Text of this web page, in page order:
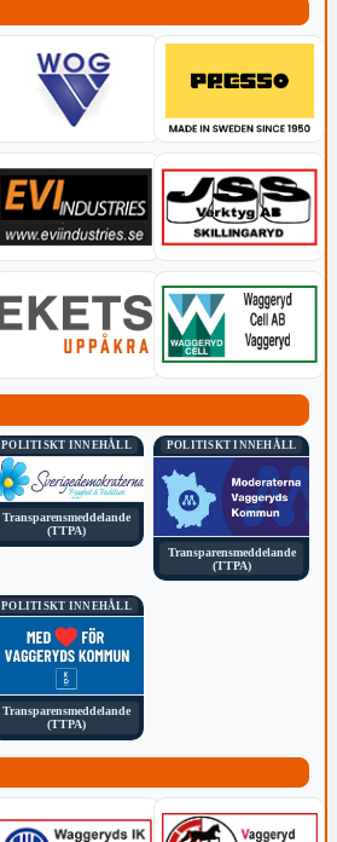
POLITISKT INNEHÅLL
Transparensmeddelande
(TTPA)
POLITISKT INNEHÅLL
Transparensmeddelande
(TTPA)
POLITISKT INNEHÅLL
Transparensmeddelande
(TTPA)